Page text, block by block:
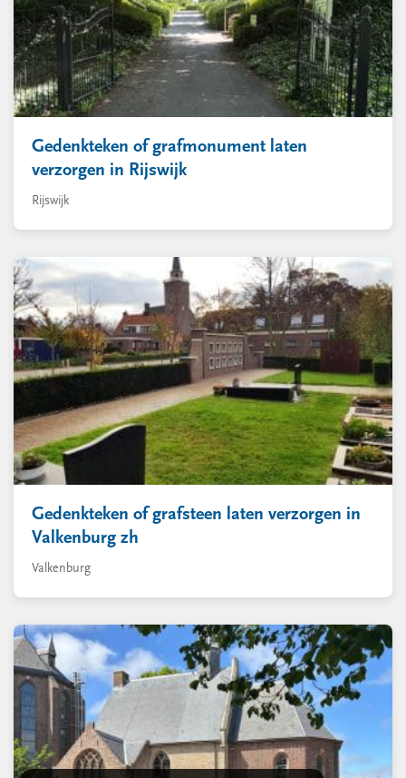
Gedenkteken of grafmonument laten
verzorgen in Rijswijk
Rijswijk
Gedenkteken of grafsteen laten verzorgen in
Valkenburg zh
Valkenburg